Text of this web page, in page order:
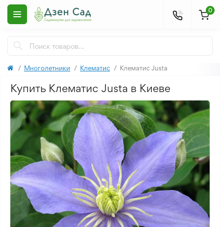
0
Многолетники Клематис Клематис Justa
Купить Клематис Justa в Киеве